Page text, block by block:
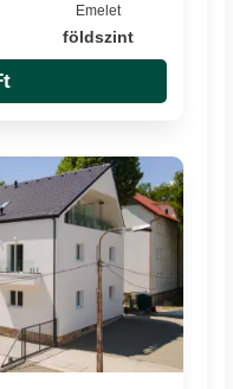
Emelet
földszint